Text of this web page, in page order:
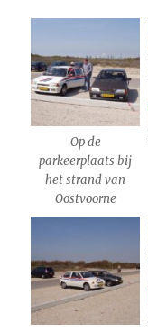
Op de
parkeerplaats bij
het strand van
Oostvoorne